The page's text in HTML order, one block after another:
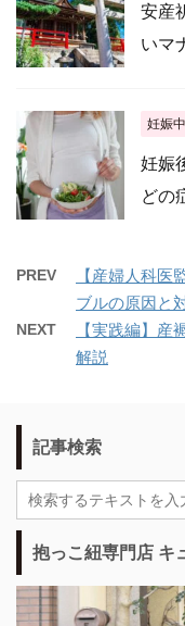
安産
いマ
妊娠
妊娠
どの
PREV
【産婦人科医
ブルの原因と
NEXT
【実践編】産
解説
記事検索
抱っこ紐専門店 キ